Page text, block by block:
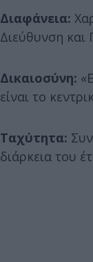
Διαφάνεια:
Διεύθυνση
Δικαιοσύνη:
είναι το
Ταχύτητα:
διάρκεια του